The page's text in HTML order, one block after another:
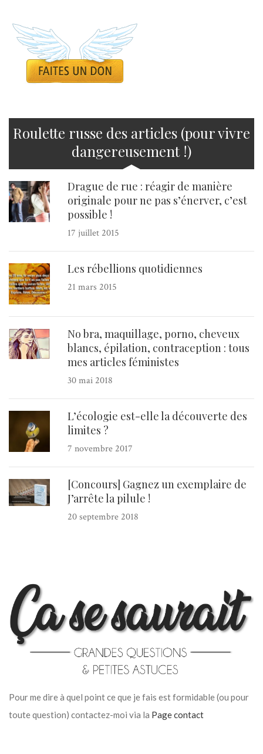
Roulette russe des articles (pour vivre
dangereusement !)
Drague de rue : réagir de manière
originale pour ne pas s’énerver, c’est
possible !
17 juillet 2015
Les rébellions quotidiennes
21 mars 2015
No bra, maquillage, porno, cheveux
blancs, épilation, contraception : tous
mes articles féministes
30 mai 2018
L’écologie est-elle la découverte des
limites ?
7 novembre 2017
[Concours] Gagnez un exemplaire de
J’arrête la pilule !
20 septembre 2018
Pour me dire à quel point ce que je fais est formidable (ou pour
toute question) contactez-moi via la Page contact